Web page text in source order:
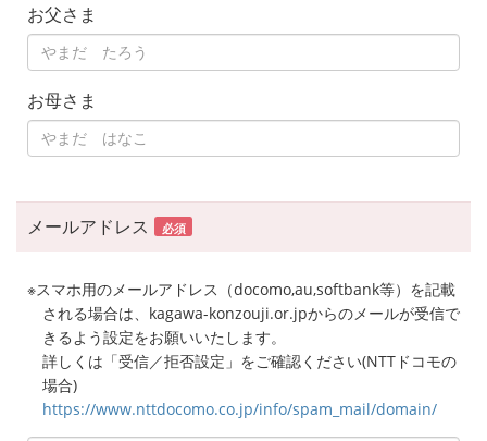
お父さま
お母さま
メールアドレス 必須
※スマホ用のメールアドレス（docomo,au,softbank等）を記載
される場合は、kagawa-konzouji.or.jpからのメールが受信で
きるよう設定をお願いいたします。
詳しくは「受信／拒否設定」をご確認ください(NTTドコモの
場合)
https://www.nttdocomo.co.jp/info/spam_mail/domain/